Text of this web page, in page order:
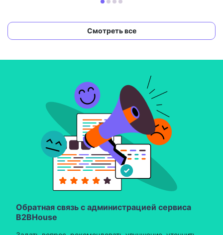
Смотреть все
Обратная связь с администрацией сервиса
B2BHouse